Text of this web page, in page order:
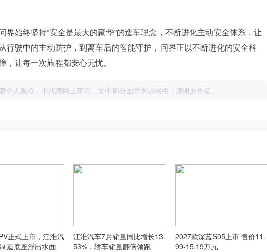
始终坚持“安全是最大的豪华”的造车理念，不断进化主动安全体系，让
行驶中的主动防护，到离车后的智能守护，问界正以不断进化的安全科
让每一次旅程都安心无忧。
个人观点，不代表网上车市。文中部分图片来源网络，感谢原作者。
正式上市，江淮汽
造底座浮出水面
江淮汽车7月销量同比增长13.
53%，轿车销量翻倍领跑
2027款深蓝S05上市 售价11.
99-15.19万元